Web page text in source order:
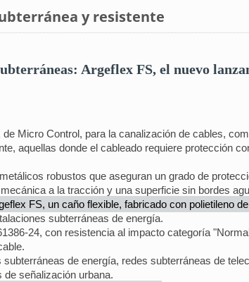
y resistente
Argeflex FS, el nuevo
Micro Control, para la canalización de cables,
aquellas donde el cableado requiere protección
robustos que aseguran un grado de
a la tracción y una superficie sin bordes
FS, un caño flexible, fabricado con polietileno
subterráneas de energía.
24, con resistencia al impacto categoría
de energía, redes subterráneas de
de señalización urbana.